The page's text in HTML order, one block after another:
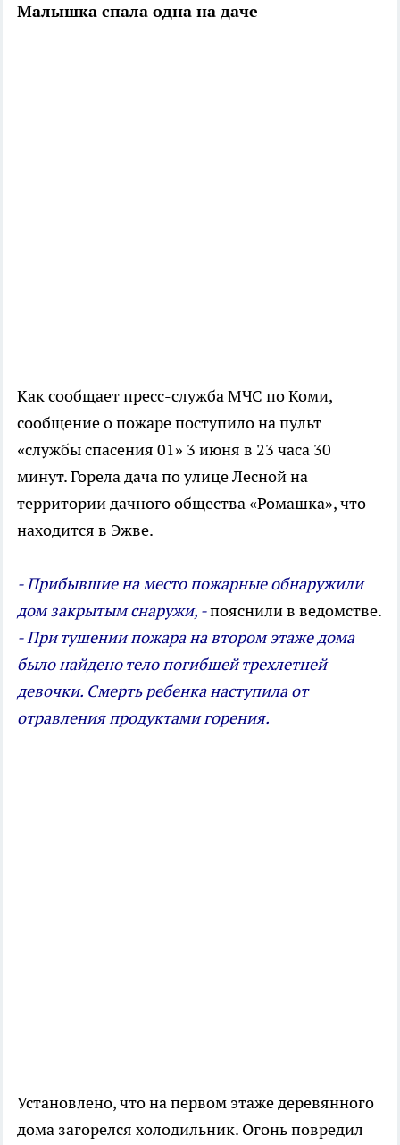
Малышка спала одна на даче
Как сообщает пресс-служба МЧС по Коми,
сообщение о пожаре поступило на пульт
«службы спасения 01» 3 июня в 23 часа 30
минут. Горела дача по улице Лесной на
территории дачного общества «Ромашка», что
находится в Эжве.
- Прибывшие на место пожарные обнаружили
дом закрытым снаружи, -пояснили в ведомстве.
- При тушении пожара на втором этаже дома
было найдено тело погибшей трехлетней
девочки. Смерть ребенка наступила от
отравления продуктами горения.
Установлено, что на первом этаже деревянного
дома загорелся холодильник. Огонь повредил